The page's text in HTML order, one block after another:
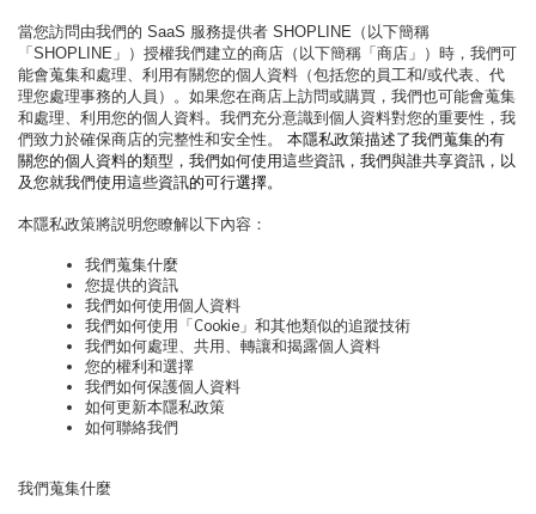
當您訪問由我們的 SaaS 服務提供者 SHOPLINE（以下簡稱
「SHOPLINE」）授權我們建立的商店（以下簡稱「商店」）時，我們可
能會蒐集和處理、利用有關您的個人資料（包括您的員工和/或代表、代
理您處理事務的人員）。如果您在商店上訪問或購買，我們也可能會蒐集
和處理、利用您的個人資料。我們充分意識到個人資料對您的重要性，我
們致力於確保商店的完整性和安全性。
本隱私政策描述了我們蒐集的有
關您的個人資料的類型，我們如何使用這些資訊，我們與誰共享資訊，以
及您就我們使用這些資訊的可行選擇。
本隱私政策將説明您瞭解以下內容：
我們蒐集什麼
您提供的資訊
我們如何使用個人資料
我們如何使用「Cookie」和其他類似的追蹤技術
我們如何處理、共用、轉讓和揭露個人資料
您的權利和選擇
我們如何保護個人資料
如何更新本隱私政策
如何聯絡我們
我們蒐集什麼